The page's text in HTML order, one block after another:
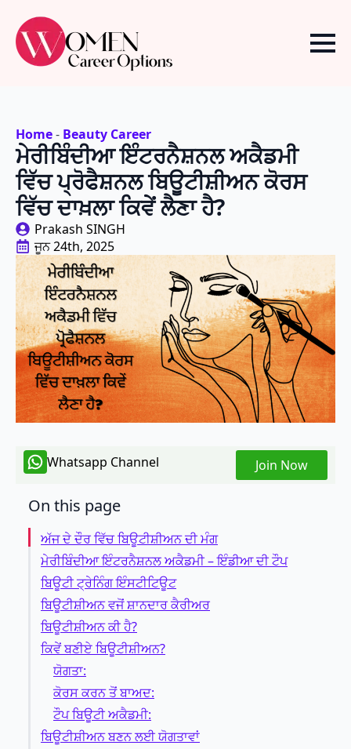
Home- Beauty Career
ਮੇਰੀਬਿੰਦੀਆ ਇੰਟਰਨੈਸ਼ਨਲ ਅਕੈਡਮੀ
ਵਿੱਚ ਪ੍ਰੋਫੈਸ਼ਨਲ ਬਿਊਟੀਸ਼ੀਅਨ ਕੋਰਸ
ਵਿੱਚ ਦਾਖ਼ਲਾ ਕਿਵੇਂ ਲੈਣਾ ਹੈ?
Prakash SINGH
ਜੂਨ 24th, 2025
Whatsapp Channel Join Now
On this page
ਅੱਜ ਦੇ ਦੌਰ ਵਿੱਚ ਬਿਊਟੀਸ਼ੀਅਨ ਦੀ ਮੰਗ
ਮੇਰੀਬਿੰਦੀਆ ਇੰਟਰਨੈਸ਼ਨਲ ਅਕੈਡਮੀ – ਇੰਡੀਆ ਦੀ ਟੌਪ
ਬਿਊਟੀ ਟ੍ਰੇਨਿੰਗ ਇੰਸਟੀਟਿਊਟ
ਬਿਊਟੀਸ਼ੀਅਨ ਵਜੋਂ ਸ਼ਾਨਦਾਰ ਕੈਰੀਅਰ
ਬਿਊਟੀਸ਼ੀਅਨ ਕੀ ਹੈ?
ਕਿਵੇਂ ਬਣੀਏ ਬਿਊਟੀਸ਼ੀਅਨ?
ਯੋਗਤਾ:
ਕੋਰਸ ਕਰਨ ਤੋਂ ਬਾਅਦ:
ਟੌਪ ਬਿਊਟੀ ਅਕੈਡਮੀ:
ਬਿਊਟੀਸ਼ੀਅਨ ਬਣਨ ਲਈ ਯੋਗਤਾਵਾਂ